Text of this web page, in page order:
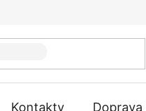
Kontakty Doprava